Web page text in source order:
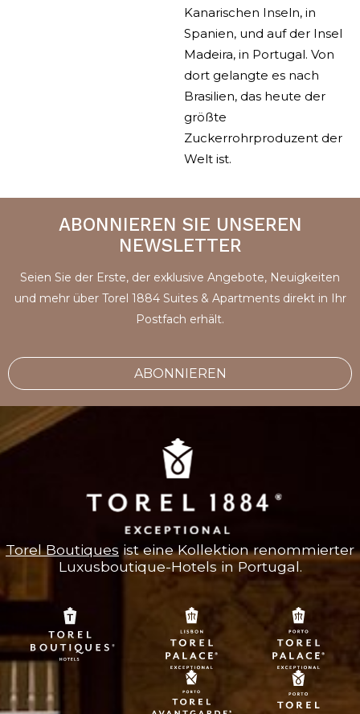
Kanarischen Inseln, in
Spanien, und auf der Insel
Madeira, in Portugal. Von
dort gelangte es nach
Brasilien, das heute der
größte
Zuckerrohrproduzent der
Welt ist.
ABONNIEREN SIE UNSEREN
NEWSLETTER
Seien Sie der Erste, der exklusive Angebote, Neuigkeiten
und mehr über Torel 1884 Suites & Apartments direkt in Ihr
Postfach erhält.
ABONNIEREN
Torel Boutiques ist eine Kollektion renommierter
Luxusboutique-Hotels in Portugal.